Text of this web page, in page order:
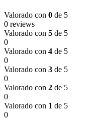
Valorado con 0 de 5
0 reviews
Valorado con 5 de 5
0
Valorado con 4 de 5
0
Valorado con 3 de 5
0
Valorado con 2 de 5
0
Valorado con 1 de 5
0